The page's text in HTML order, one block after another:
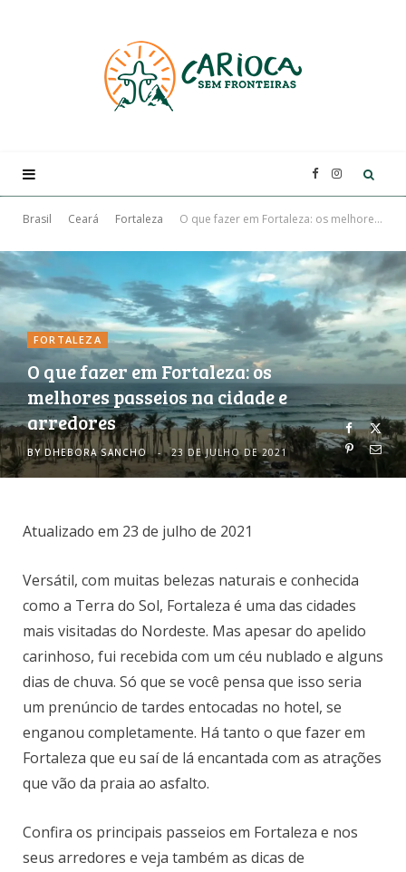
F
a
c
e
b
o
k
I
n
a
r
a
Brasil Ceará Fortaleza O que fazer em Fortaleza: os melhores passeios na cidade e arredores
FORTALEZA
O que fazer em Fortaleza: os
melhores passeios na cidade e
arredores
BY DHEBORA SANCHO 23 DE JULHO DE 2021
Atualizado em 23 de julho de 2021
Versátil, com muitas belezas naturais e conhecida
como a Terra do Sol, Fortaleza é uma das cidades
mais visitadas do Nordeste. Mas apesar do apelido
carinhoso, fui recebida com um céu nublado e alguns
dias de chuva. Só que se você pensa que isso seria
um prenúncio de tardes entocadas no hotel, se
enganou completamente. Há tanto o que fazer em
Fortaleza que eu saí de lá encantada com as atrações
que vão da praia ao asfalto.
Confira os principais passeios em Fortaleza e nos
seus arredores e veja também as dicas de